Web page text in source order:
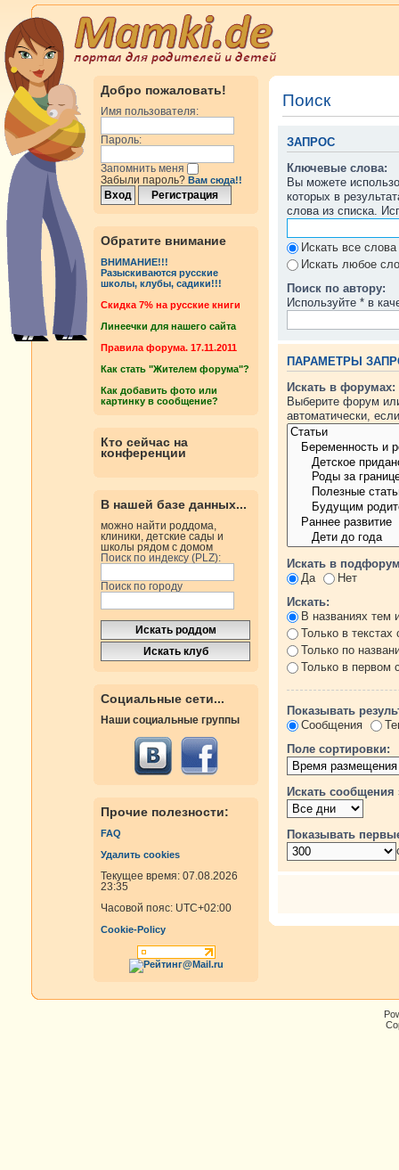
Добро пожаловать!
Имя пользователя:
Пароль:
Запомнить меня
Забыли пароль? Вам сюда!!
Обратите внимание
ВНИМАНИЕ!!!
Разыскиваются русские
школы, клубы, садики!!!
Cкидка 7% на русские книги
Линеечки для нашего сайта
Правила форума. 17.11.2011
Как стать "Жителем форума"?
Как добавить фото или
картинку в сообщение?
Кто сейчас на
конференции
В нашей базе данных...
можно найти роддома,
клиники, детские сады и
школы рядом с домом
Поиск по индексу (PLZ):
Поиск по городу
Социальные сети...
Наши социальные группы
Прочие полезности:
FAQ
Удалить cookies
Текущее время: 07.08.2026
23:35
Часовой пояс: UTC+02:00
Cookie-Policy
Поиск
ЗАПРОС
Ключевые слова:
Вы можете
которых в
слова из списка.
Искать все слова
Искать любое
Поиск по автору:
Используйте * в
ПАРАМЕТРЫ
Искать в форумах:
Выберите форум
автоматически,
Искать в
Да
Нет
Искать:
В названиях тем
Только в
Только по
Только в первом
Показывать
Сообщения
Поле сортировки:
Искать сообщения
Показывать